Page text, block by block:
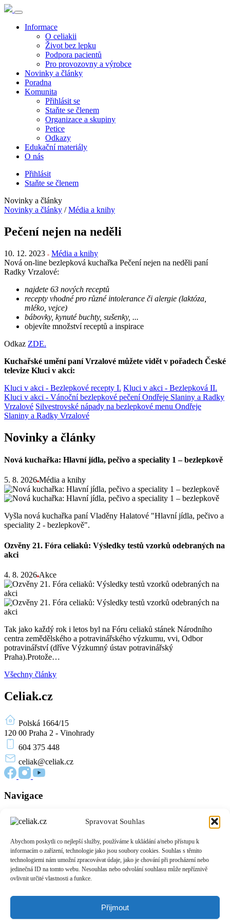
Spravovat Souhlas
Abychom poskytli co nejlepší služby, používáme k ukládání a/nebo přístupu k
informacím o zařízení, technologie jako jsou soubory cookies. Souhlas s těmito
technologiemi nám umožní zpracovávat údaje, jako je chování při procházení nebo
jedinečná ID na tomto webu. Nesouhlas nebo odvolání souhlasu může nepříznivě
ovlivnit určité vlastnosti a funkce.
Přijmout
Informace
O celiakii
Život bez lepku
Podpora pacientů
Pro provozovny a výrobce
Novinky a články
Poradna
Komunita
Přihlásit se
Staňte se členem
Organizace a skupiny
Petice
Odkazy
Edukační materiály
O nás
Přihlásit
Staňte se členem
Novinky a články
Novinky a články / Média a knihy
Pečení nejen na neděli
10. 12. 2023
Média a knihy
Nová on-line bezlepková kuchařka Pečení nejen na neděli paní
Radky Vrzalové:
najdete 63 nových receptů
recepty vhodné pro různé intolerance či alergie (laktóza,
mléko, vejce)
bábovky, kynuté buchty, sušenky, ...
objevíte množství receptů a inspirace
Odkaz ZDE.
Kuchařské umění paní Vrzalové můžete vidět v pořadech České
televize Kluci v akci:
Kluci v akci - Bezlepkové recepty I. Kluci v akci - Bezlepková II.
Kluci v akci - Vánoční bezlepkové pečení Ondřeje Slaniny a Radky
Vrzalové Silvestrovské nápady na bezlepkové menu Ondřeje
Slaniny a Radky Vrzalové
Novinky a články
Nová kuchařka: Hlavní jídla, pečivo a speciality 1 – bezlepkově
5. 8. 2026 Média a knihy
Vyšla nová kuchařka paní Vladěny Halatové "Hlavní jídla, pečivo a
speciality 2 - bezlepkově".
Ozvěny 21. Fóra celiaků: Výsledky testů vzorků odebraných na
akci
4. 8. 2026 Akce
Tak jako každý rok i letos byl na Fóru celiaků stánek Národního
centra zemědělského a potravinářského výzkumu, vvi, Odbor
potravinářství (dříve Výzkumný ústav potravinářský
Praha).Protože…
Všechny články
Celiak.cz
Polská 1664/15
120 00 Praha 2 - Vinohrady
604 375 448
celiak@celiak.cz
Navigace
Edukační materiály
Přihlášení
Zásady cookies (EU)
Informace